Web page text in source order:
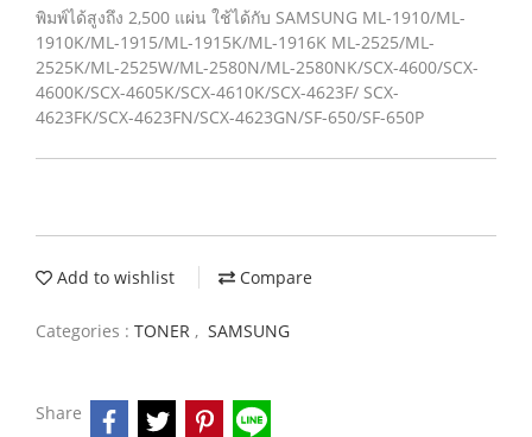
พิมพ์ได้สูงถึง 2,500 แผ่น ใช้ได้กับ SAMSUNG ML-1910/ML-
1910K/ML-1915/ML-1915K/ML-1916K ML-2525/ML-
2525K/ML-2525W/ML-2580N/ML-2580NK/SCX-4600/SCX-
4600K/SCX-4605K/SCX-4610K/SCX-4623F/ SCX-
4623FK/SCX-4623FN/SCX-4623GN/SF-650/SF-650P
Add to wishlist Compare
Categories : TONER , SAMSUNG
Share